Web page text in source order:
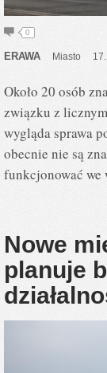
0
ERAWA Miasto
Około 20 osób
związku z
wygląda sprawa
obecnie nie są
funkcjonować
Nowe
planuje